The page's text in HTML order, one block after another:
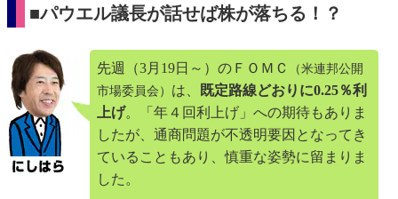
■パウエル議長が話せば株が落ちる！？
先週（3月19日～）のＦＯＭＣ
（米連邦公開
市場委員会） は、
既定路線どおりに0.25％利
上げ。「年４回利上げ」への期待もありま
したが、通商問題が不透明要因となってき
ていることもあり、慎重な姿勢に留まりま
した。